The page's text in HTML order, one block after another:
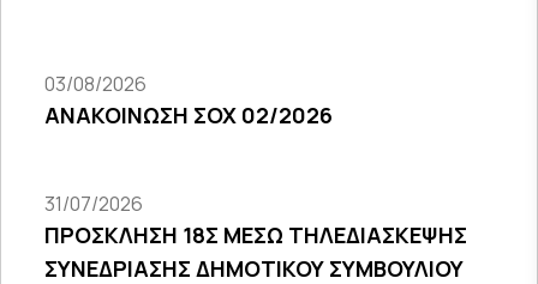
03/08/2026
ΑΝΑΚΟΙΝΩΣΗ ΣΟΧ 02/2026
31/07/2026
ΠΡΟΣΚΛΗΣΗ 18Σ ΜΕΣΩ ΤΗΛΕΔΙΑΣΚΕΨΗΣ
ΣΥΝΕΔΡΙΑΣΗΣ ΔΗΜΟΤΙΚΟΥ ΣΥΜΒΟΥΛΙΟΥ